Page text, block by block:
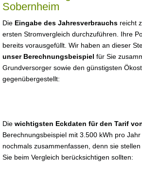
Sobernheim
Die Eingabe des Jahresverbrauchs reicht
ersten Stromvergleich durchzuführen. Ihre
bereits vorausgefüllt. Wir haben an dieser
unser Berechnungsbeispiel für Sie
Grundversorger sowie den günstigsten
gegenübergestellt:
Die wichtigsten Eckdaten für den Tarif
Berechnungsbeispiel mit 3.500 kWh pro
nochmals zusammenfassen, denn sie
Sie beim Vergleich berücksichtigen sollten: